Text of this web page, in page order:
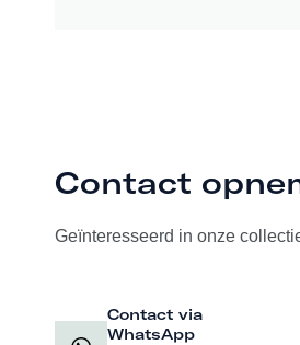
Contact
Geïnteresseerd in onze
Contact via
WhatsApp